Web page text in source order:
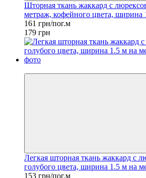
Шторная ткань жаккард с
метраж, кофейного цвета, ширина
161 грн/пог.м
179 грн
Легкая шторная ткань жаккард с
голубого цвета, ширина 1.5 м на
153 грн/пог.м